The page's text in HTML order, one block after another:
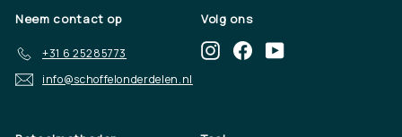
Neem contact op
+31 6 25285773
info@schoffelonderdelen.nl
Volg ons
InstagramFacebook